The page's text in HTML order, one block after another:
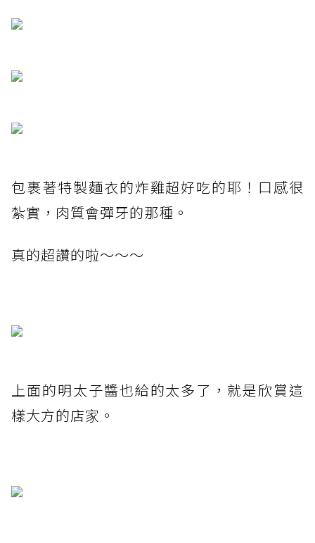
包裹著特製麵衣的炸雞超好吃的耶！口感很
紮實，肉質會彈牙的那種。
真的超讚的啦～～～
上面的明太子醬也給的太多了，就是欣賞這
樣大方的店家。